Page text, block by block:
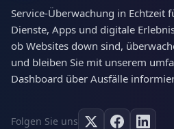
Service-Überwachung in Echtzeit
Dienste, Apps und digitale
ob Websites down sind,
und bleiben Sie mit unserem
Dashboard über Ausfälle
Folgen Sie uns